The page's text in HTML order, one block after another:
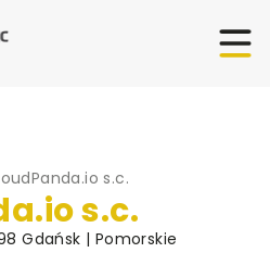
s.c.
s.c.
Gdańsk | Pomorskie